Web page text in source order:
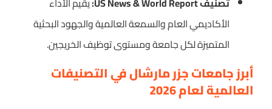
الأكاديمي العام والسمعة العالمية والجهود البحثية
المتميزة لكل جامعة ومستوى توظيف الخريجين.
أبرز جامعات جزر مارشال في التصنيفات
العالمية لعام 2026